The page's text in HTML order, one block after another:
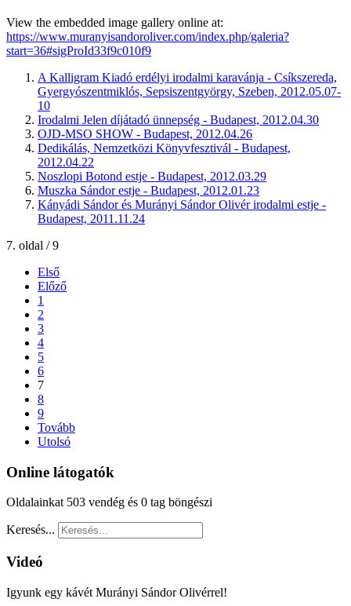
View the embedded image gallery online at:
https://www.muranyisandoroliver.com/index.php/galeria?
start=36#sigProId33f9c010f9
A Kalligram Kiadó erdélyi irodalmi karavánja - Csíkszereda,
Gyergyószentmiklós, Sepsiszentgyörgy, Szeben, 2012.05.07-
10
Irodalmi Jelen díjátadó ünnepség - Budapest, 2012.04.30
OJD-MSO SHOW - Budapest, 2012.04.26
Dedikálás, Nemzetközi Könyvfesztivál - Budapest,
2012.04.22
Noszlopi Botond estje - Budapest, 2012.03.29
Muszka Sándor estje - Budapest, 2012.01.23
Kányádi Sándor és Murányi Sándor Olivér irodalmi estje -
Budapest, 2011.11.24
7. oldal / 9
Első
Előző
1
2
3
4
5
6
7
8
9
Tovább
Utolsó
Online látogatók
Oldalainkat 503 vendég és 0 tag böngészi
Keresés...
Videó
Igyunk egy kávét Murányi Sándor Olivérrel!